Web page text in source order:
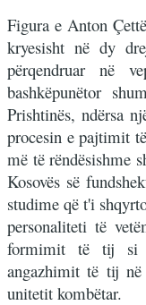
Figura e Anton
kryesisht në dy
përqendruar në
bashkëpunëtor
Prishtinës, ndërsa
procesin e pajtimit
më të rëndësishme
Kosovës së
studime që t'i
personaliteti të
formimit të tij si
angazhimit të tij
unitetit kombëtar.